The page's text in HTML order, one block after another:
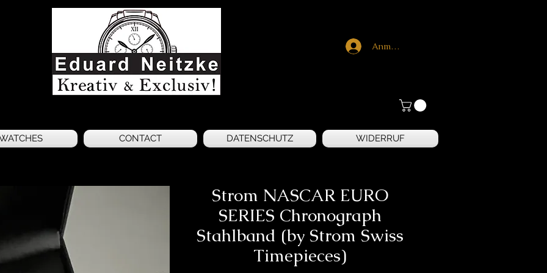
Anmelden
CONTACT DATENSCHUTZ WIDERRUF
Strom NASCAR EURO
SERIES Chronograph
Stahlband (by Strom Swiss
Timepieces)